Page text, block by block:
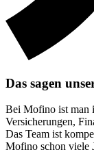
Das sagen
Bei Mofino ist man
Versicherungen,
Das Team ist
Mofino schon viele